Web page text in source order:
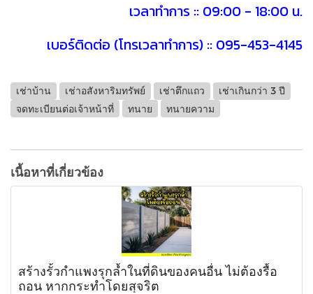
เวลาทำการ :: 09:00 - 18:00 น.
เบอร์ติดต่อ (โทรเวลาทำการ) :: 095-453-4145
เช่าบ้าน เช่าอสังหาริมทรัพย์ เช่าตึกแถว
เช่าเกินกว่า 3 ปี
จดทะเบียนต่อเจ้าหน้าที่
ทนาย ทนายความ
เนื้อหาที่เกี่ยวข้อง
สร้างรั้วกำแพงรุกล้ำในที่ดินของคนอื่น ไม่ต้องรื้อ
ถอน หากกระทำโดยสุจริต